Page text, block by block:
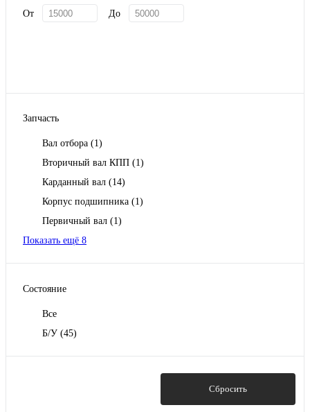
От До
Запчасть
Вал отбора (1)
Вторичный вал КПП (1)
Карданный вал (14)
Корпус подшипника (1)
Первичный вал (1)
Показать ещё 8
Состояние
Все
Б/У (45)
Сбросить